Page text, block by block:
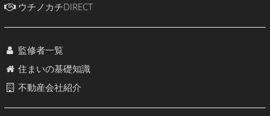
ウチノカチDIRECT
監修者一覧
住まいの基礎知識
不動産会社紹介